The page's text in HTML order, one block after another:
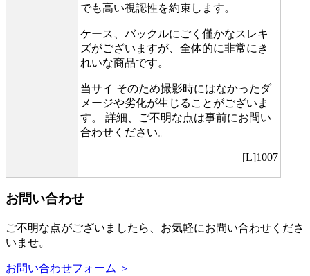
でも高い視認性を約束します。
ケース、バックルにごく僅かなスレキ
ズがございますが、全体的に非常にき
れいな商品です。
当サイ そのため撮影時にはなかったダ
メージや劣化が生じることがございま
す。 詳細、ご不明な点は事前にお問い
合わせください。
[L]1007
お問い合わせ
ご不明な点がございましたら、お気軽にお問い合わせくださ
いませ。
お問い合わせフォーム ＞